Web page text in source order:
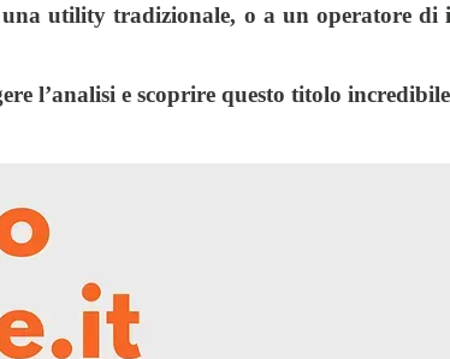
una utility tradizionale, o a un operatore
l’analisi e scoprire questo titolo